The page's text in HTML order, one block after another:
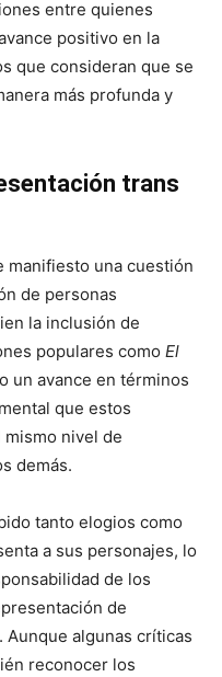
entre quienes
positivo en la
que consideran que se
más profunda y
trans
manifiesto una cuestión
de personas
la inclusión de
populares como El
un avance en términos
que estos
nivel de
demás.
tanto elogios como
a sus personajes, lo
de los
de
algunas críticas
reconocer los